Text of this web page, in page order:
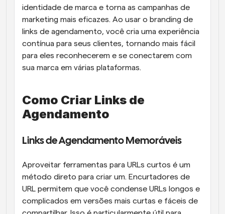
identidade de marca e torna as campanhas de
marketing mais eficazes. Ao usar o branding de
links de agendamento, você cria uma experiência
contínua para seus clientes, tornando mais fácil
para eles reconhecerem e se conectarem com
sua marca em várias plataformas.
Como Criar Links de
Agendamento
Links de Agendamento Memoráveis
Aproveitar ferramentas para URLs curtos é um
método direto para criar um. Encurtadores de
URL permitem que você condense URLs longos e
complicados em versões mais curtas e fáceis de